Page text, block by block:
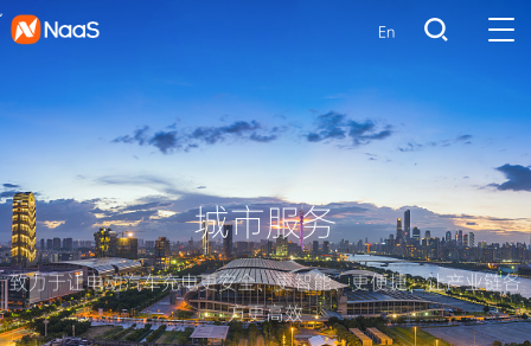
En
城市服务
致力于让电动汽车充电更安全、更智能、更便捷，让产业链各
方更高效